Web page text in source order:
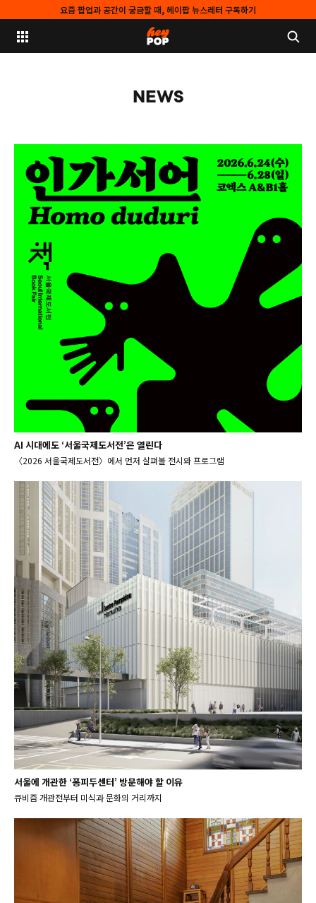
요즘 팝업과 공간이 궁금할 때, 헤이팝 뉴스레터 구독하기
NEWS
AI 시대에도 ‘서울국제도서전’은 열린다
〈2026 서울국제도서전〉에서 먼저 살펴볼 전시와 프로그램
서울에 개관한 ‘퐁피두센터’ 방문해야 할 이유
큐비즘 개관전부터 미식과 문화의 거리까지